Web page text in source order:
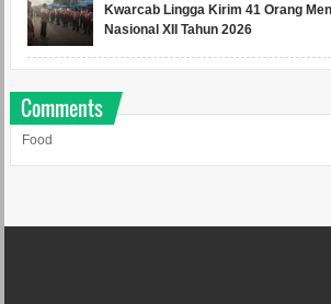
Kwarcab Lingga Kirim 41 Orang
Nasional XII Tahun 2026
Comments
Food